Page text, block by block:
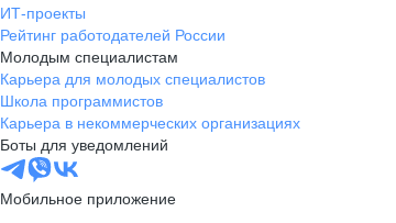
ИТ-проекты
Рейтинг работодателей России
Молодым специалистам
Карьера для молодых специалистов
Школа программистов
Карьера в некоммерческих организациях
Боты для уведомлений
Мобильное приложение